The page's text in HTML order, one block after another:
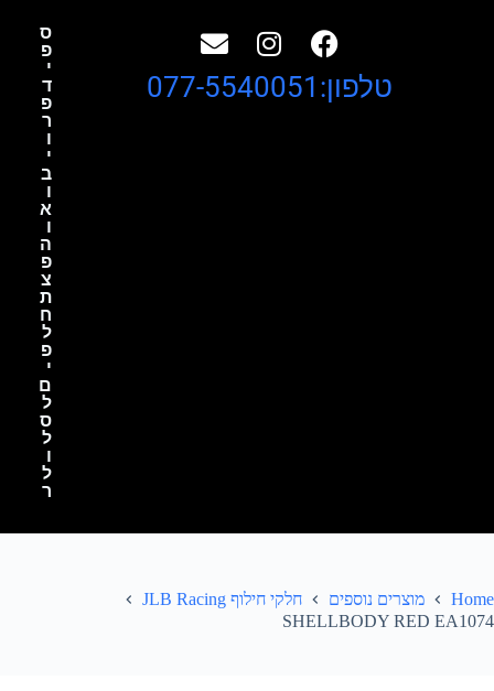
ס
פ
י
ד
פ
ר
ו
י
ב
ו
א
ו
ה
פ
צ
ת
ח
ל
פ
י
ם
ל
ס
ל
ו
ל
ר
טלפון:077-5540051
Home מוצרים נוספים
חלקי חילוף JLB Racing
SHELLBODY RED EA1074